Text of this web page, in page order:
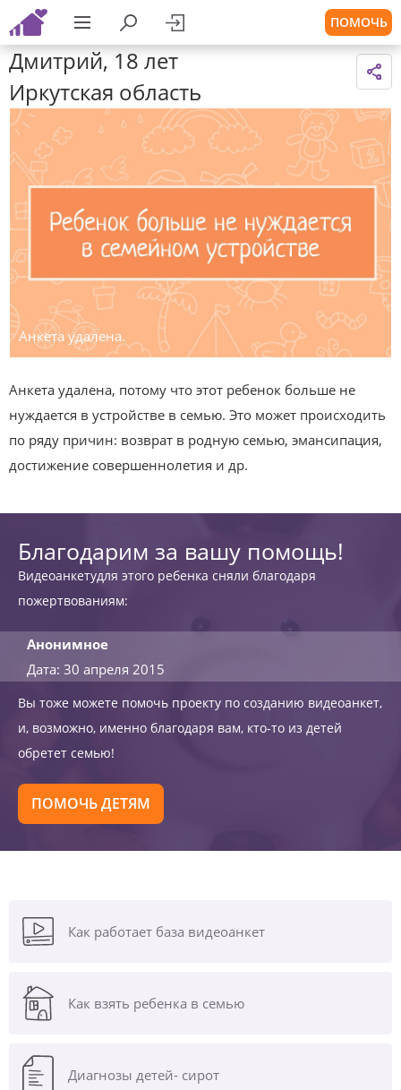
ПОМОЧЬ
Дмитрий, 18 лет
Иркутская область
Анкета удалена.
Анкета удалена, потому что этот ребенок больше не
нуждается в устройстве в семью. Это может происходить
по ряду причин: возврат в родную семью, эмансипация,
достижение совершеннолетия и др.
Благодарим за вашу помощь!
Видеоанкетудля этого ребенка сняли благодаря
пожертвованиям:
Анонимное
Дата: 30 апреля 2015
Вы тоже можете помочь проекту по созданию видеоанкет,
и, возможно, именно благодаря вам, кто-то из детей
обретет семью!
ПОМОЧЬ ДЕТЯМ
Как работает база видеоанкет
Как взять ребенка в семью
Диагнозы детей- сирот